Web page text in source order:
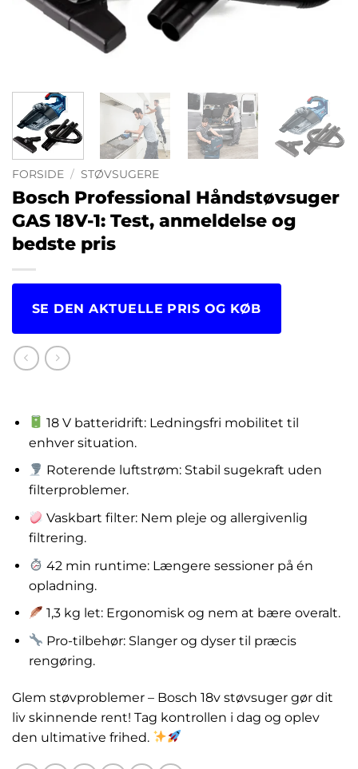
FORSIDE / STØVSUGERE
Bosch Professional Håndstøvsuger
GAS 18V-1: Test, anmeldelse og
bedste pris
SE DEN AKTUELLE PRIS OG KØB
18 V batteridrift: Ledningsfri mobilitet til
enhver situation.
Roterende luftstrøm: Stabil sugekraft uden
filterproblemer.
Vaskbart filter: Nem pleje og allergivenlig
filtrering.
42 min runtime: Længere sessioner på én
opladning.
1,3 kg let: Ergonomisk og nem at bære overalt.
Pro-tilbehør: Slanger og dyser til præcis
rengøring.
Glem støvproblemer – Bosch 18v støvsuger gør dit
liv skinnende rent! Tag kontrollen i dag og oplev
den ultimative frihed.